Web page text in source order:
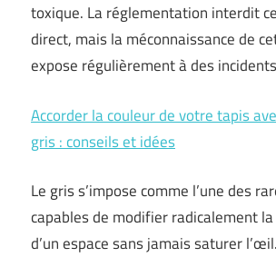
toxique. La réglementation interdit
direct, mais la méconnaissance de
expose régulièrement à des
Accorder la couleur de votre tapis
gris : conseils et idées
Le gris s’impose comme l’une des
capables de modifier radicalement
d’un espace sans jamais saturer